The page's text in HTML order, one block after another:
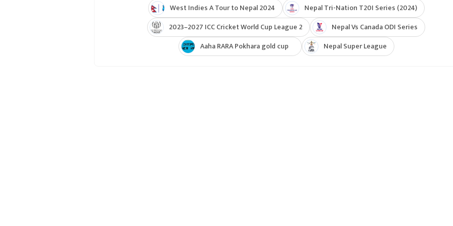
West Indies A Tour to Nepal 2024
Nepal Tri-Nation T20I Series (2024)
2023–2027 ICC Cricket World Cup League 2
Nepal Vs Canada ODI Series
Aaha RARA Pokhara gold cup
Nepal Super League